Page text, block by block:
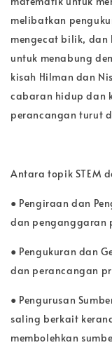
melibatkan
mengecat bilik, dan
untuk menabung
kisah Hilman dan
cabaran hidup dan
perancangan turut
Antara topik STEM
● Pengiraan dan
dan penganggaran
● Pengukuran dan
dan perancangan
● Pengurusan
saling berkait
membolehkan